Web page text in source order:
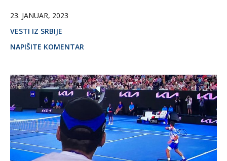
23. JANUAR, 2023
VESTI IZ SRBIJE
NAPIŠITE KOMENTAR